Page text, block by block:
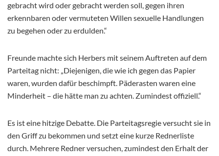
gebracht wird oder gebracht werden soll, gegen ihren
erkennbaren oder vermuteten Willen sexuelle Handlungen
zu begehen oder zu erdulden.“
Freunde machte sich Herbers mit seinem Auftreten auf dem
Parteitag nicht: „Diejenigen, die wie ich gegen das Papier
waren, wurden dafür beschimpft. Päderasten waren eine
Minderheit – die hätte man zu achten. Zumindest offiziell.“
Es ist eine hitzige Debatte. Die Parteitagsregie versucht sie in
den Griff zu bekommen und setzt eine kurze Rednerliste
durch. Mehrere Redner versuchen, zumindest den Erhalt der